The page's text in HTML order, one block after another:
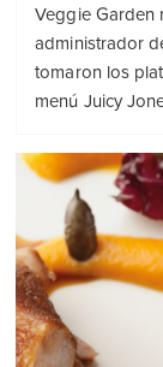
Veggie Garden
administrador
tomaron los
menú Juicy